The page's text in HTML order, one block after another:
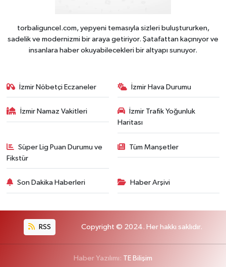
torbaliguncel.com, yepyeni temasıyla sizleri buluştururken,
sadelik ve modernizmi bir araya getiriyor. Şatafattan kaçınıyor ve
insanlara haber okuyabilecekleri bir altyapı sunuyor.
İzmir Nöbetçi Eczaneler İzmir Hava Durumu
İzmir Namaz Vakitleri
İzmir Trafik Yoğunluk
Haritası
Süper Lig Puan Durumu ve
Fikstür
Tüm Manşetler
Son Dakika Haberleri Haber Arşivi
RSS Copyright © 2024. Her hakkı saklıdır.
Haber Yazılımı: TE Bilişim